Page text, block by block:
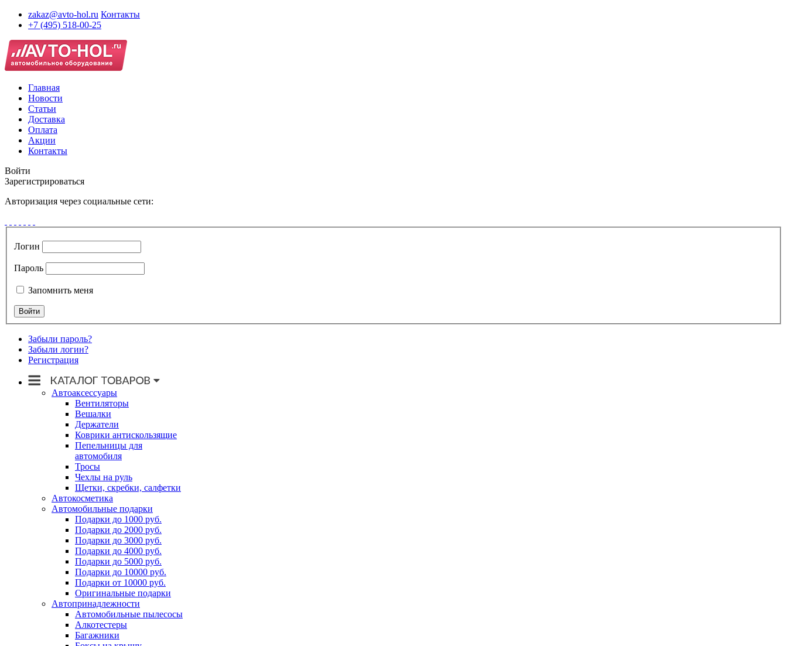
zakaz@avto-hol.ru Контакты
+7 (495) 518-00-25
Главная
Новости
Статьи
Доставка
Оплата
Акции
Контакты
Войти
Зарегистрироваться
Авторизация через социальные сети:
Логин
Пароль
Запомнить меня
Забыли пароль?
Забыли логин?
Регистрация
Автоаксессуары
Вентиляторы
Вешалки
Держатели
Коврики антискользящие
Пепельницы для
автомобиля
Тросы
Чехлы на руль
Щетки, скребки, салфетки
Автокосметика
Автомобильные подарки
Подарки до 1000 руб.
Подарки до 2000 руб.
Подарки до 3000 руб.
Подарки до 4000 руб.
Подарки до 5000 руб.
Подарки до 10000 руб.
Подарки от 10000 руб.
Оригинальные подарки
Автопринадлежности
Автомобильные пылесосы
Алкотестеры
Багажники